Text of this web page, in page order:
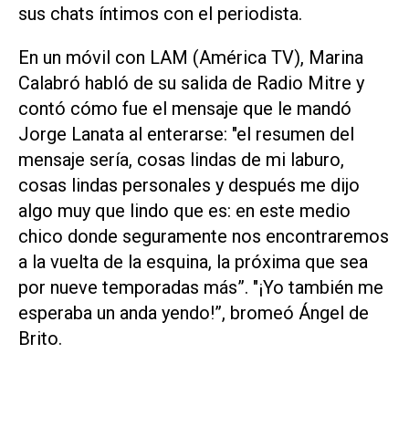
sus chats íntimos con el periodista.
En un móvil con LAM (América TV), Marina
Calabró habló de su salida de Radio Mitre y
contó cómo fue el mensaje que le mandó
Jorge Lanata al enterarse: "el resumen del
mensaje sería, cosas lindas de mi laburo,
cosas lindas personales y después me dijo
algo muy que lindo que es: en este medio
chico donde seguramente nos encontraremos
a la vuelta de la esquina, la próxima que sea
por nueve temporadas más”. "¡Yo también me
esperaba un anda yendo!”, bromeó Ángel de
Brito.